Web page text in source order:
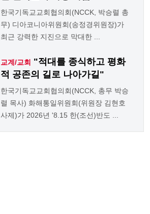
한국기독교교회협의회(NCCK, 박승렬 총
무) 디아코니아위원회(송정경위원장)가
최근 강력한 지진으로 막대한 ...
교계/교회 "적대를 종식하고 평화
적 공존의 길로 나아가길"
한국기독교교회협의회(NCCK, 총무 박승
렬 목사) 화해통일위원회(위원장 김현호
사제)가 2026년 '8.15 한(조선)반도 ...